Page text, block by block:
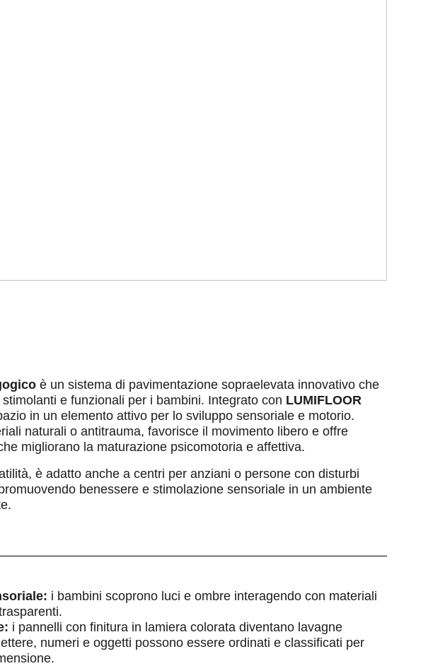
è un sistema di pavimentazione sopraelevata innovativo che
e funzionali per i bambini. Integrato con LUMIFLOOR
in un elemento attivo per lo sviluppo sensoriale e motorio.
naturali o antitrauma, favorisce il movimento libero e offre
migliorano la maturazione psicomotoria e affettiva.
è adatto anche a centri per anziani o persone con disturbi
benessere e stimolazione sensoriale in un ambiente
i bambini scoprono luci e ombre interagendo con materiali
i pannelli con finitura in lamiera colorata diventano lavagne
numeri e oggetti possono essere ordinati e classificati per